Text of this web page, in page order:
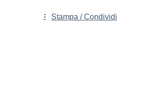
Stampa / Condividi